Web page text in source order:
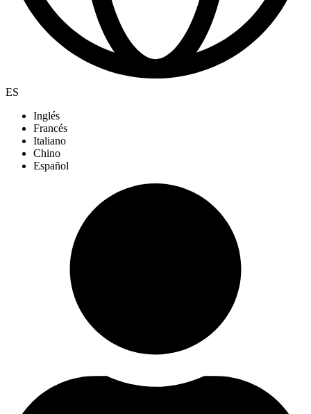
ES
Inglés
Francés
Italiano
Chino
Español